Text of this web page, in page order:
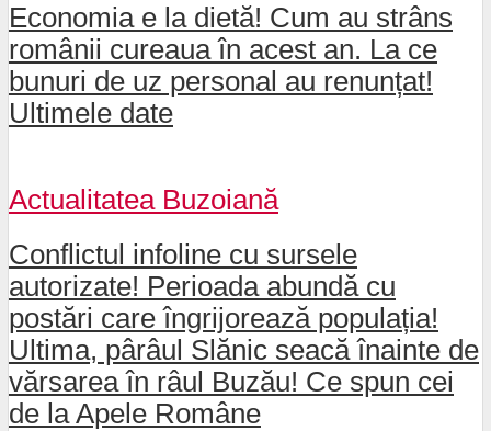
Economia e la dietă! Cum au strâns
românii cureaua în acest an. La ce
bunuri de uz personal au renunțat!
Ultimele date
Actualitatea Buzoiană
Conflictul infoline cu sursele
autorizate! Perioada abundă cu
postări care îngrijorează populația!
Ultima, pârâul Slănic seacă înainte de
vărsarea în râul Buzău! Ce spun cei
de la Apele Române